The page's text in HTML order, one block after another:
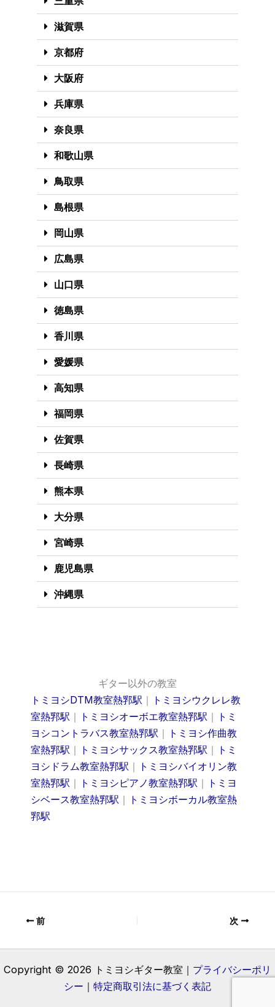
滋賀県
京都府
大阪府
兵庫県
奈良県
和歌山県
鳥取県
島根県
岡山県
広島県
山口県
徳島県
香川県
愛媛県
高知県
福岡県
佐賀県
長崎県
熊本県
大分県
宮崎県
鹿児島県
沖縄県
ギター以外の教室
トミヨシDTM教室熱郛駅 ｜ トミヨシウクレレ教
室熱郛駅 ｜ トミヨシオーボエ教室熱郛駅 ｜ トミ
ヨシコントラバス教室熱郛駅 ｜ トミヨシ作曲教
室熱郛駅 ｜ トミヨシサックス教室熱郛駅 ｜ トミ
ヨシドラム教室熱郛駅 ｜ トミヨシバイオリン教
室熱郛駅 ｜ トミヨシピアノ教室熱郛駅 ｜ トミヨ
シベース教室熱郛駅 ｜ トミヨシボーカル教室熱
郛駅
前 次
Copyright © 2026 トミヨシギター教室｜ プライバシーポリ
シー ｜ 特定商取引法に基づく表記